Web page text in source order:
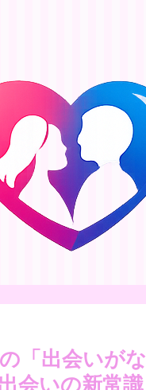
「出会いが
会いの新常識